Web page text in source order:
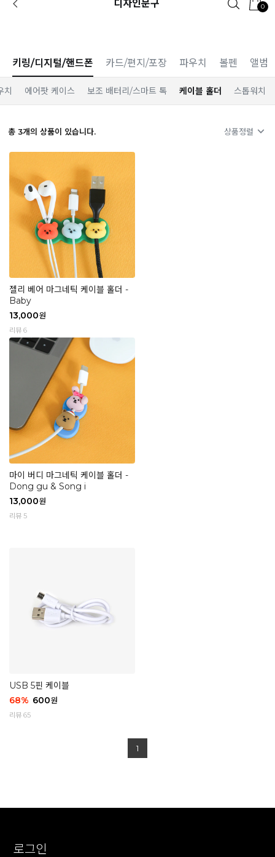
카카오 플친 추가하면1천원 즉시 할인 쿠폰
디자인문구 0
키링/디지털/핸드폰 카드/편지/포장 파우치 볼펜 앨범
치 에어팟 케이스 보조 배터리/스마트 톡 케이블 홀더 스톱워치
총 3개의 상품이 있습니다. 상품정렬
젤리 베어 마그네틱 케이블 홀더 -
Baby
13,000원
리뷰 6
마이 버디 마그네틱 케이블 홀더 -
Dong gu & Song i
13,000원
리뷰 5
USB 5핀 케이블
68% 600원
리뷰 65
1
로그인